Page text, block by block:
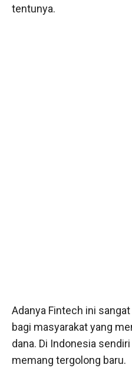
tentunya.
Adanya Fintech ini
bagi masyarakat yang
dana. Di Indonesia
memang tergolong baru.